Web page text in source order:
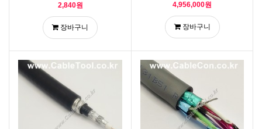
2,840원
장바구니
4,956,000원
장바구니